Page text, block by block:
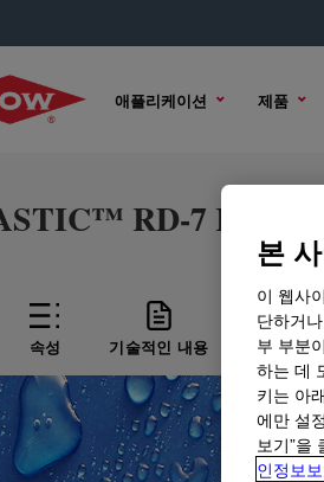
애플리케이션 제품
RD-7 Rubber
속성 기술적인 내용 샘플 옵션
본
이 웹사
단하거
부 부분
하는 데
키는 아
에만 설
보기”을
인정보